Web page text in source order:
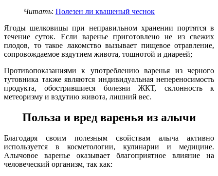
Читать: Полезен ли квашеный чеснок
Ягоды шелковицы при неправильном хранении портятся в
течение суток. Если варенье приготовлено не из свежих
плодов, то такое лакомство вызывает пищевое отравление,
сопровождаемое вздутием живота, тошнотой и диареей;
Противопоказаниями к употреблению варенья из черного
тутовника также являются индивидуальная непереносимость
продукта, обострившиеся болезни ЖКТ, склонность к
метеоризму и вздутию живота, лишний вес.
Польза и вред варенья из алычи
Благодаря своим полезным свойствам алыча активно
используется в косметологии, кулинарии и медицине.
Алычовое варенье оказывает благоприятное влияние на
человеческий организм, так как: